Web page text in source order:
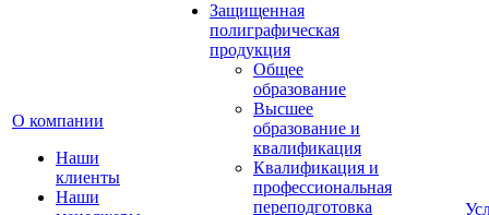
О компании
Наши
клиенты
Наши
Защищенная
полиграфическая
продукция
Общее
образование
Высшее
образование и
квалификация
Квалификация и
профессиональная
переподготовка